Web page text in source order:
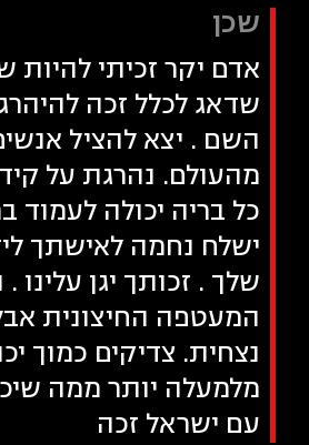
שכן
אדם יקר זכיתי להיות
שדאג לכלל זכה
השם . יצא להציל
מהעולם. נהרגת על
כל בריה יכולה
ישלח נחמה לאישתך
שלך . זכותך יגן עלינו
המעטפה החיצונית
נצחית. צדיקים כמוך
מלמעלה יותר ממה
עם ישראל זכה